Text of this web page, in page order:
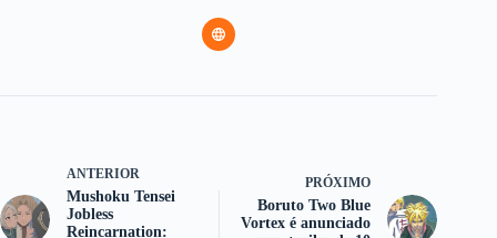
ANTERIOR
Mushoku Tensei
Jobless
Reincarnation:
PRÓXIMO
Boruto Two Blue
Vortex é anunciado